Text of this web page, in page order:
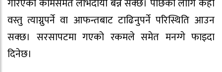
गरिएको कामसमेत लाभदायी बन्न सक्छ। पछिका लागि केही
वस्तु त्याग्नुपर्ने वा आफन्तबाट टाढिनुपर्ने परिस्थिति आउन
सक्छ। सरसापटमा गएको रकमले समेत मनग्गे फाइदा
दिनेछ।